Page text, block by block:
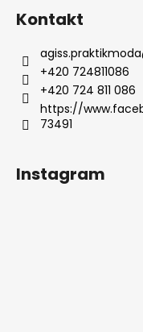
Kontakt
agiss.praktikmoda
+420 724811086
+420 724 811 086
https://
73491
Instagram